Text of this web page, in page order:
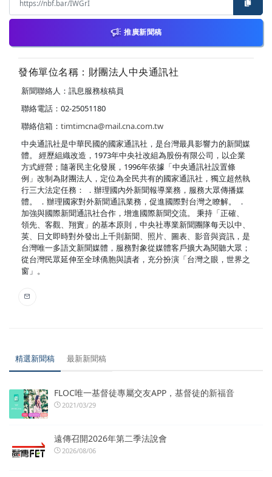
推廣新聞稿
發佈單位名稱：財團法人中央通訊社
新聞聯絡人：訊息服務核稿員
聯絡電話：02-25051180
聯絡信箱： timtimcna@mail.cna.com.tw
中央通訊社是中華民國的國家通訊社，是台灣最具影響力的新聞媒
體。 經歷組織改造，1973年中央社改組為股份有限公司，以企業
方式經營；隨著民主化發展，1996年依據「中央通訊社設置條
例」改制為財團法人，定位為全民共有的國家通訊社，獨立超然執
行三大法定任務： ．辦理國內外新聞報導業務，服務大眾傳播媒
體。 ．辦理國家對外新聞通訊業務，促進國際對台灣之瞭解。 ．
加強與國際新聞通訊社合作，增進國際新聞交流。 秉持「正確、
領先、客觀、翔實」的基本原則，中央社專業新聞團隊每天以中、
英、日文即時對外發出上千則新聞、照片、圖表、影音與資訊，是
台灣唯一多語文新聞媒體，服務對象從媒體客戶擴大為閱聽大眾；
從台灣民眾延伸至全球僑胞與讀者，充分扮演「台灣之眼，世界之
窗」。
精選新聞稿 最新新聞稿
FLOC唯一基督徒專屬交友APP，基督徒的新福音
2021/03/29
遠傳召開2026年第二季法說會
2026/08/06